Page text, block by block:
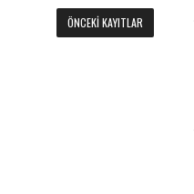
ÖNCEKI KAYITLAR